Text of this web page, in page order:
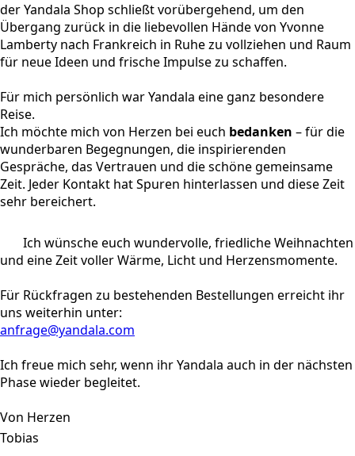
der Yandala Shop schließt vorübergehend, um den
Übergang zurück in die liebevollen Hände von Yvonne
Lamberty nach Frankreich in Ruhe zu vollziehen und Raum
für neue Ideen und frische Impulse zu schaffen.
Für mich persönlich war Yandala eine ganz besondere
Reise.
Ich möchte mich von Herzen bei euch bedanken – für die
wunderbaren Begegnungen, die inspirierenden
Gespräche, das Vertrauen und die schöne gemeinsame
Zeit. Jeder Kontakt hat Spuren hinterlassen und diese Zeit
sehr bereichert.
Ich wünsche euch wundervolle, friedliche Weihnachten
und eine Zeit voller Wärme, Licht und Herzensmomente.
Für Rückfragen zu bestehenden Bestellungen erreicht ihr
uns weiterhin unter:
anfrage@yandala.com
Ich freue mich sehr, wenn ihr Yandala auch in der nächsten
Phase wieder begleitet.
Von Herzen
Tobias